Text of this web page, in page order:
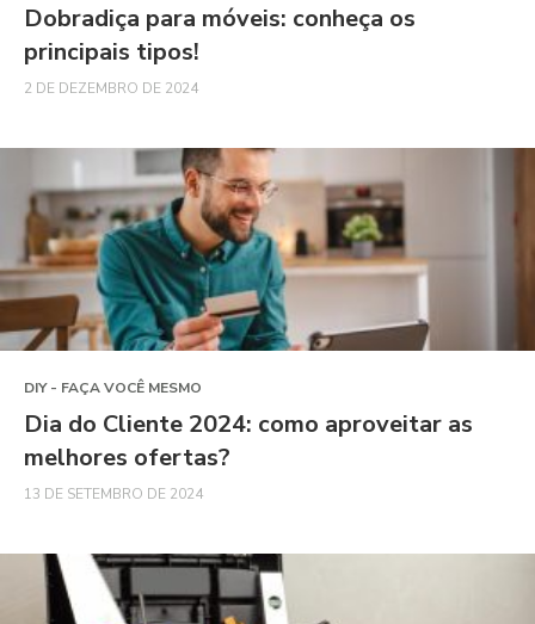
Dobradiça para móveis: conheça os
principais tipos!
2 DE DEZEMBRO DE 2024
DIY - FAÇA VOCÊ MESMO
Dia do Cliente 2024: como aproveitar as
melhores ofertas?
13 DE SETEMBRO DE 2024